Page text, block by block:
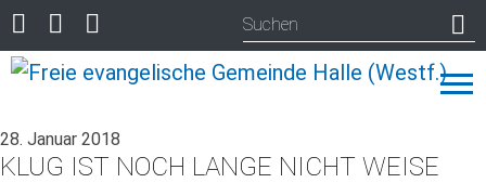
28. Januar 2018
KLUG IST NOCH LANGE NICHT WEISE